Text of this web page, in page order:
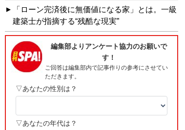
「ローン完済後に無価値になる家」とは。一級
建築士が指摘する“残酷な現実”